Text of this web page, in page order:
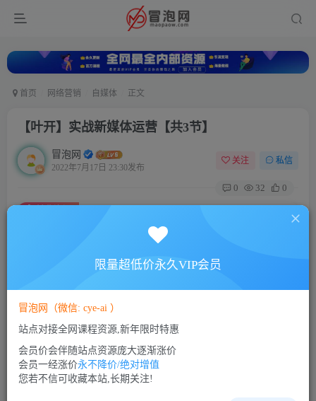
首页 网络营销 自媒体 正文
【叶开】实战新媒体运营【共3节】
冒泡网
2022年7月17日 23:30发布
关注 私信
0 32 0
【叶开】实战新媒体运营【共3节】
此内容为付费资源，请付费后查看
5
VIP会员 免费
立即购买
您当前未登录！建议登陆后购买，可保存购买订单
限量超低价永久VIP会员
冒泡网（微信: cye-ai ）
站点对接全网课程资源,新年限时特惠
会员价会伴随站点资源庞大逐渐涨价
会员一经涨价永不降价/绝对增值
您若不信可收藏本站,长期关注!